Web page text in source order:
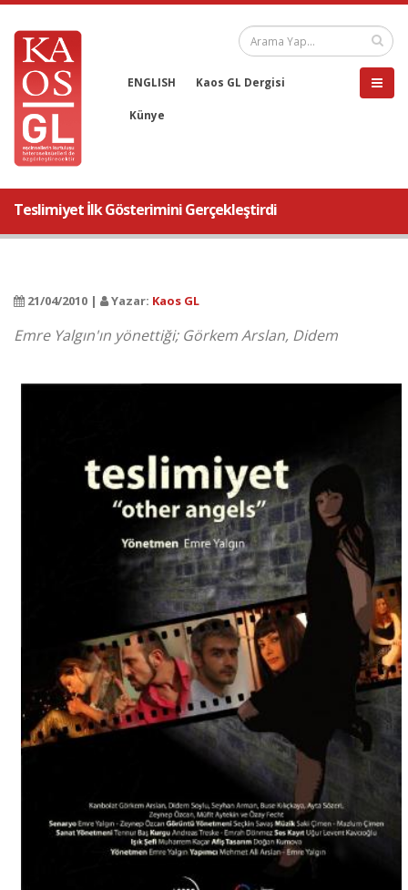
ENGLISH Kaos GL Dergisi
Künye
Teslimiyet İlk Gösterimini Gerçekleştirdi
21/04/2010 | Yazar: Kaos GL
Emre Yalgın'ın yönettiği; Görkem Arslan, Didem